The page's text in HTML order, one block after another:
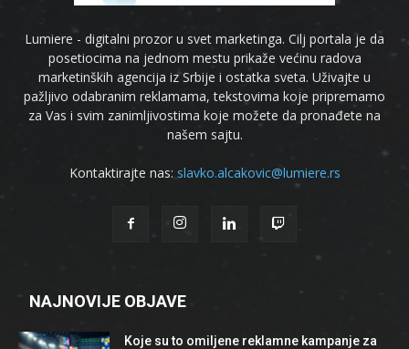
Lumiere - digitalni prozor u svet marketinga. Cilj portala je da
posetiocima na jednom mestu prikaže većinu radova
marketinških agencija iz Srbije i ostatka sveta. Uživajte u
pažljivo odabranim reklamama, tekstovima koje pripremamo
za Vas i svim zanimljivostima koje možete da pronađete na
našem sajtu.
Kontaktirajte nas: slavko.alcakovic@lumiere.rs
NAJNOVIJE OBJAVE
Koje su to omiljene reklamne kampanje za